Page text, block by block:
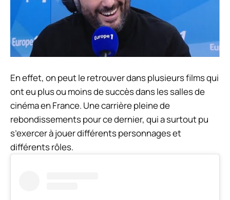
En effet, on peut le retrouver dans plusieurs films qui
ont eu plus ou moins de succès dans les salles de
cinéma en France. Une carrière pleine de
rebondissements pour ce dernier, qui a surtout pu
s’exercer à jouer différents personnages et
différents rôles.